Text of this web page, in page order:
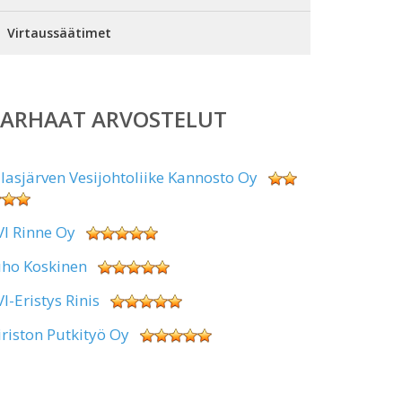
Virtaussäätimet
ARVOSTELUT
Vesijohtoliike Kannosto Oy
Rinne Oy
Koskinen
Eristys Rinis
Putkityö Oy